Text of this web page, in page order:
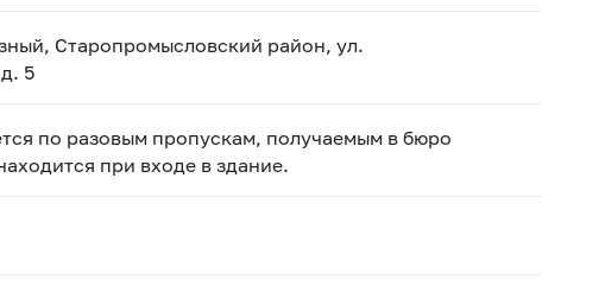
Старопромысловский район, ул.
5
по разовым пропускам, получаемым в бюро
при входе в здание.